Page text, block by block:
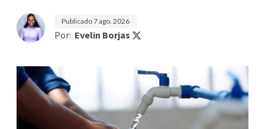
Publicado7 ago. 2026
Por: Evelin Borjas